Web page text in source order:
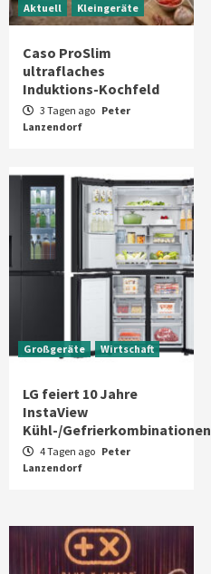
Aktuell Kleingeräte
Caso ProSlim
ultraflaches
Induktions-Kochfeld
3 Tagen ago Peter
Lanzendorf
Großgeräte Wirtschaft
LG feiert 10 Jahre
InstaView
Kühl-/Gefrierkombinationen
4 Tagen ago Peter
Lanzendorf